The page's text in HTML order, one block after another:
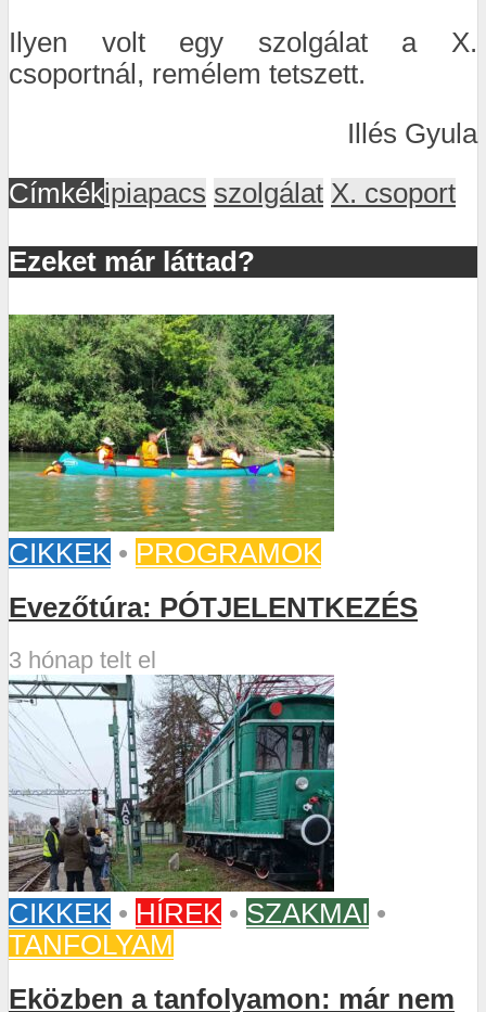
Ilyen volt egy szolgálat a X.
csoportnál, remélem tetszett.
Illés Gyula
Címkékipiapacs szolgálat X. csoport
Ezeket már láttad?
CIKKEK • PROGRAMOK
Evezőtúra: PÓTJELENTKEZÉS
3 hónap telt el
CIKKEK • HÍREK • SZAKMAI •
TANFOLYAM
Eközben a tanfolyamon: már nem